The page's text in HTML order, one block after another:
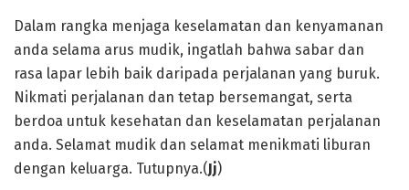
Dalam rangka menjaga keselamatan dan kenyamanan
anda selama arus mudik, ingatlah bahwa sabar dan
rasa lapar lebih baik daripada perjalanan yang buruk.
Nikmati perjalanan dan tetap bersemangat, serta
berdoa untuk kesehatan dan keselamatan perjalanan
anda. Selamat mudik dan selamat menikmati liburan
dengan keluarga. Tutupnya.(Jj)